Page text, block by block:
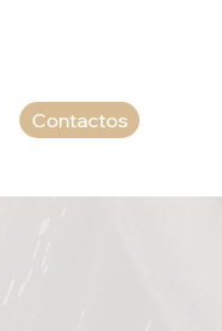
Contactos